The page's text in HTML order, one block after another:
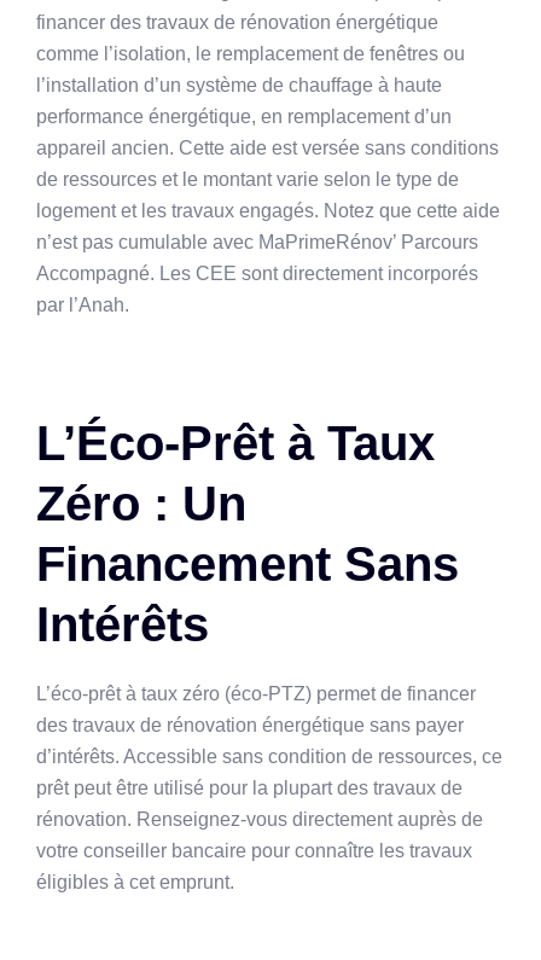
financer des travaux de rénovation énergétique
comme l’isolation, le remplacement de fenêtres ou
l’installation d’un système de chauffage à haute
performance énergétique, en remplacement d’un
appareil ancien. Cette aide est versée sans conditions
de ressources et le montant varie selon le type de
logement et les travaux engagés. Notez que cette aide
n’est pas cumulable avec MaPrimeRénov’ Parcours
Accompagné. Les CEE sont directement incorporés
par l’Anah.
L’Éco-Prêt à Taux
Zéro : Un
Financement Sans
Intérêts
L’éco-prêt à taux zéro (éco-PTZ) permet de financer
des travaux de rénovation énergétique sans payer
d’intérêts. Accessible sans condition de ressources, ce
prêt peut être utilisé pour la plupart des travaux de
rénovation. Renseignez-vous directement auprès de
votre conseiller bancaire pour connaître les travaux
éligibles à cet emprunt.